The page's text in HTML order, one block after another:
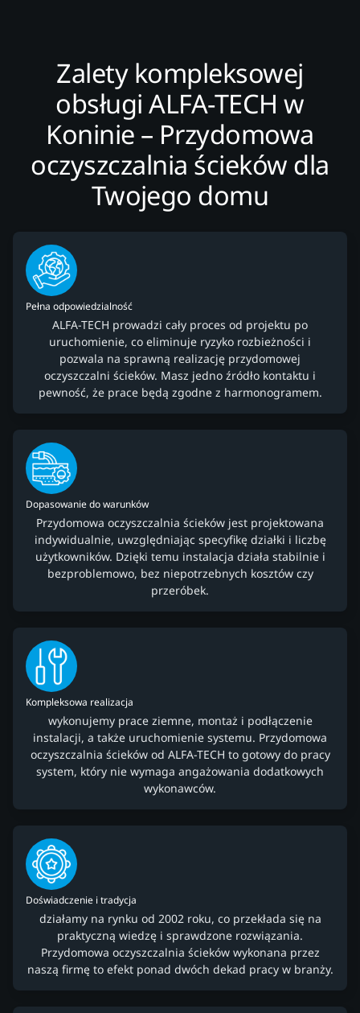
Zalety kompleksowej
obsługi ALFA-TECH w
Koninie – Przydomowa
oczyszczalnia ścieków dla
Twojego domu
Pełna odpowiedzialność
ALFA-TECH prowadzi cały proces od projektu po
uruchomienie, co eliminuje ryzyko rozbieżności i
pozwala na sprawną realizację przydomowej
oczyszczalni ścieków. Masz jedno źródło kontaktu i
pewność, że prace będą zgodne z harmonogramem.
Dopasowanie do warunków
Przydomowa oczyszczalnia ścieków jest projektowana
indywidualnie, uwzględniając specyfikę działki i liczbę
użytkowników. Dzięki temu instalacja działa stabilnie i
bezproblemowo, bez niepotrzebnych kosztów czy
przeróbek.
Kompleksowa realizacja
wykonujemy prace ziemne, montaż i podłączenie
instalacji, a także uruchomienie systemu. Przydomowa
oczyszczalnia ścieków od ALFA-TECH to gotowy do pracy
system, który nie wymaga angażowania dodatkowych
wykonawców.
Doświadczenie i tradycja
działamy na rynku od 2002 roku, co przekłada się na
praktyczną wiedzę i sprawdzone rozwiązania.
Przydomowa oczyszczalnia ścieków wykonana przez
naszą firmę to efekt ponad dwóch dekad pracy w branży.